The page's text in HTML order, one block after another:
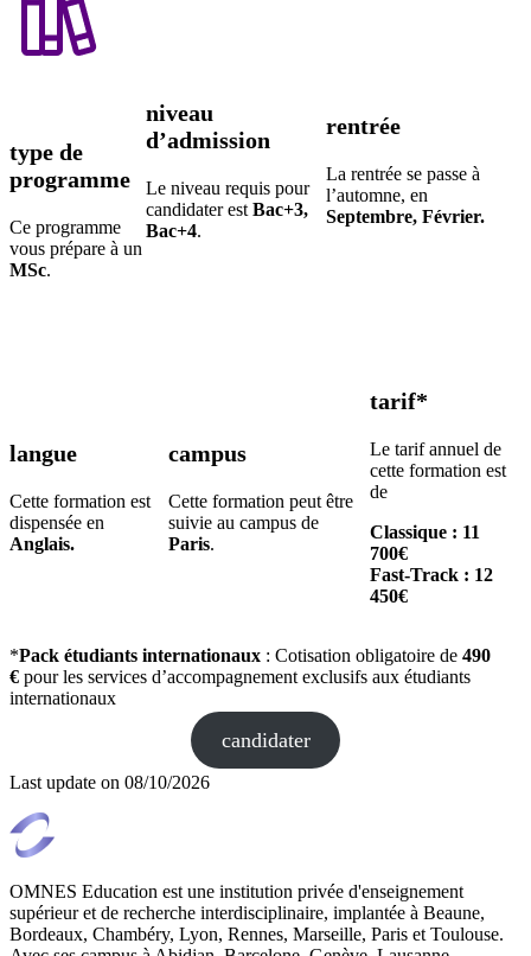
type de
programme
Ce programme
vous prépare à un
MSc.
niveau
d’admission
Le niveau requis pour
candidater est Bac+3,
Bac+4.
rentrée
La rentrée se passe à
l’automne, en
Septembre, Février.
langue
Cette formation est
dispensée en
Anglais.
campus
Cette formation peut être
suivie au campus de
Paris.
tarif*
Le tarif annuel de
cette formation est
de
Classique : 11
700€
Fast-Track : 12
450€
*Pack étudiants internationaux : Cotisation obligatoire de 490
€ pour les services d’accompagnement exclusifs aux étudiants
internationaux
candidater
Last update on 08/10/2026
OMNES Education est une institution privée d'enseignement
supérieur et de recherche interdisciplinaire, implantée à Beaune,
Bordeaux, Chambéry, Lyon, Rennes, Marseille, Paris et Toulouse.